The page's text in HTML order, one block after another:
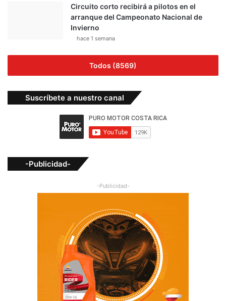
Circuito corto recibirá a pilotos en el
arranque del Campeonato Nacional de
Invierno
hace 1 semana
Todos (8569)
Suscríbete a nuestro canal
-Publicidad-
-Publicidad-